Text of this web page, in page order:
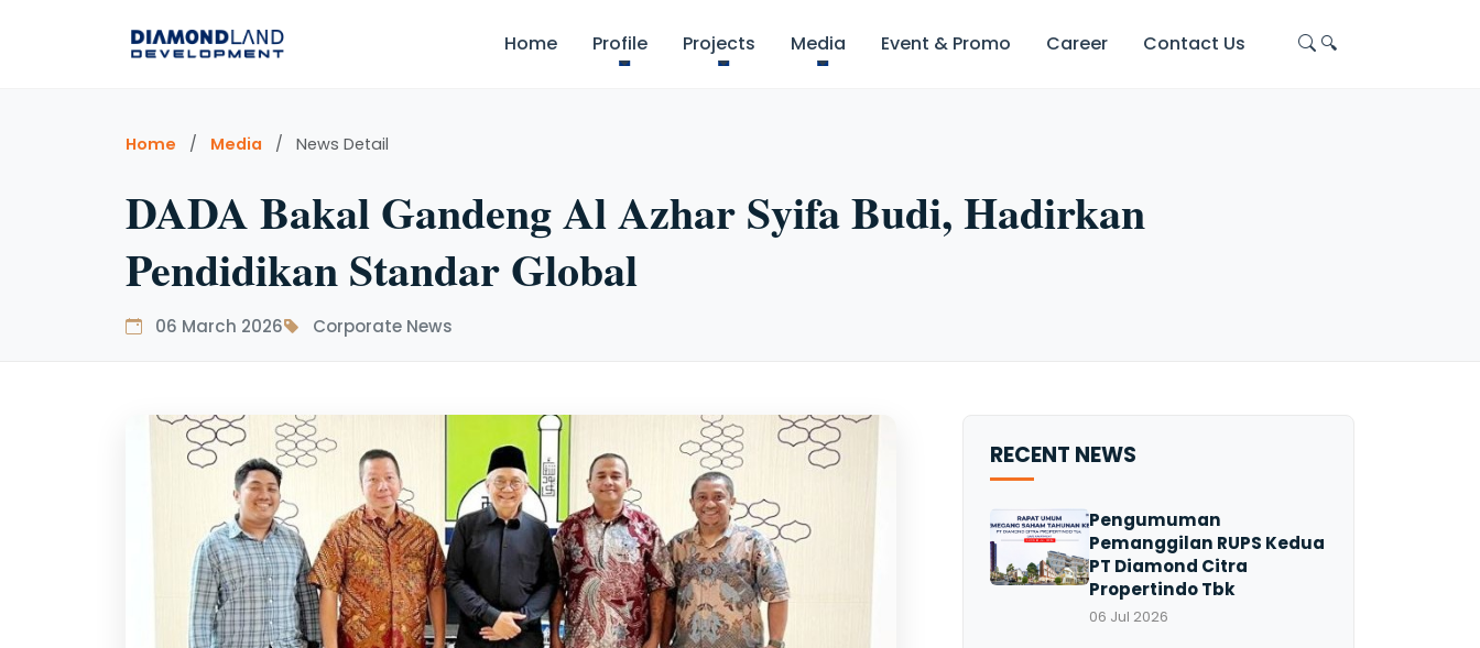
Home Profile Projects Media Event & Promo Career Contact Us 🔍
Home / Media / News Detail
DADA Bakal Gandeng Al Azhar Syifa Budi, Hadirkan
Pendidikan Standar Global
06 March 2026 Corporate News
RECENT NEWS
Pengumuman
Pemanggilan RUPS Kedua
PT Diamond Citra
Propertindo Tbk
06 Jul 2026